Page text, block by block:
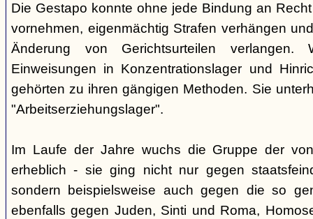
Die Gestapo konnte ohne jede Bindung an
vornehmen, eigenmächtig Strafen verhängen
Änderung von Gerichtsurteilen verlangen.
Einweisungen in Konzentrationslager und
gehörten zu ihren gängigen Methoden. Sie
"Arbeitserziehungslager".
Im Laufe der Jahre wuchs die Gruppe der
erheblich - sie ging nicht nur gegen
sondern beispielsweise auch gegen die so
ebenfalls gegen Juden, Sinti und Roma,